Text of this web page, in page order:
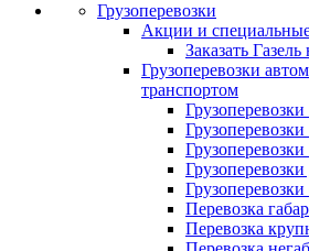
Грузоперевозки
Акции и
Заказать
Грузоперевозки
транспортом
Перевозка
Перевозка